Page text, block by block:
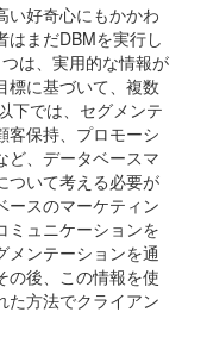
い好奇心にもかかわ
はまだDBMを実行し
は、実用的な情報が
標に基づいて、複数
下では、セグメンテ
客保持、プロモーシ
ど、データベースマ
ついて考える必要が
ースのマーケティン
ミュニケーションを
メンテーションを通
の後、この情報を使
た方法でクライアン